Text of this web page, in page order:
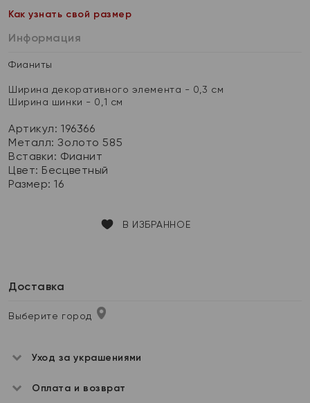
Как узнать свой размер
Информация
Фианиты
Ширина декоративного элемента - 0,3 см
Ширина шинки - 0,1 см
Артикул: 196366
Металл:Золото 585
Вставки: Фианит
Цвет: Бесцветный
Размер:16
В ИЗБРАННОЕ
Доставка
Выберите город
Уход за украшениями
Оплата и возврат